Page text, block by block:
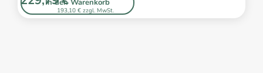
In den Warenkorb
193,10 € zzgl. MwSt.